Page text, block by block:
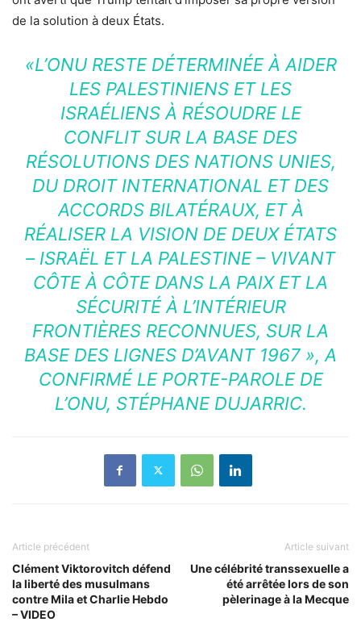
de la solution à deux États.
«L’ONU RESTE DÉTERMINÉE À AIDER
LES PALESTINIENS ET LES
ISRAÉLIENS À RÉSOUDRE LE
CONFLIT SUR LA BASE DES
RÉSOLUTIONS DES NATIONS UNIES,
DU DROIT INTERNATIONAL ET DES
ACCORDS BILATÉRAUX, ET À
RÉALISER LA VISION DE DEUX ÉTATS
– ISRAËL ET LA PALESTINE – VIVANT
CÔTE À CÔTE DANS LA PAIX ET LA
SÉCURITÉ À L’INTÉRIEUR
FRONTIÈRES RECONNUES, SUR LA
BASE DES LIGNES D’AVANT 1967 », A
CONFIRMÉ LE PORTE-PAROLE DE
L’ONU, STÉPHANE DUJARRIC.
Article précédent
Clément Viktorovitch défend
la liberté des musulmans
contre Mila et Charlie Hebdo
– VIDEO
Article suivant
Une célébrité transsexuelle a
été arrêtée lors de son
pèlerinage à la Mecque